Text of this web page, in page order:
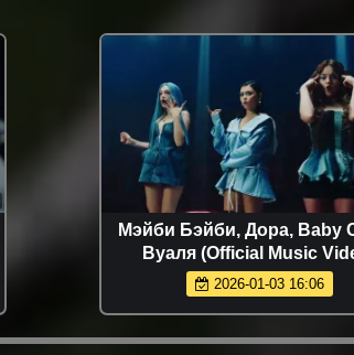
Мэйби Бэйби, Дора, Baby
Вуаля (Official Music
2026-01-03 16:06